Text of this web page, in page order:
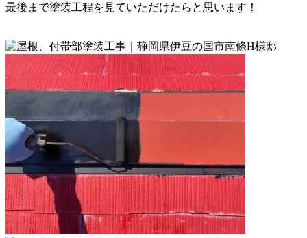
最後まで塗装工程を見ていただけたらと思います！